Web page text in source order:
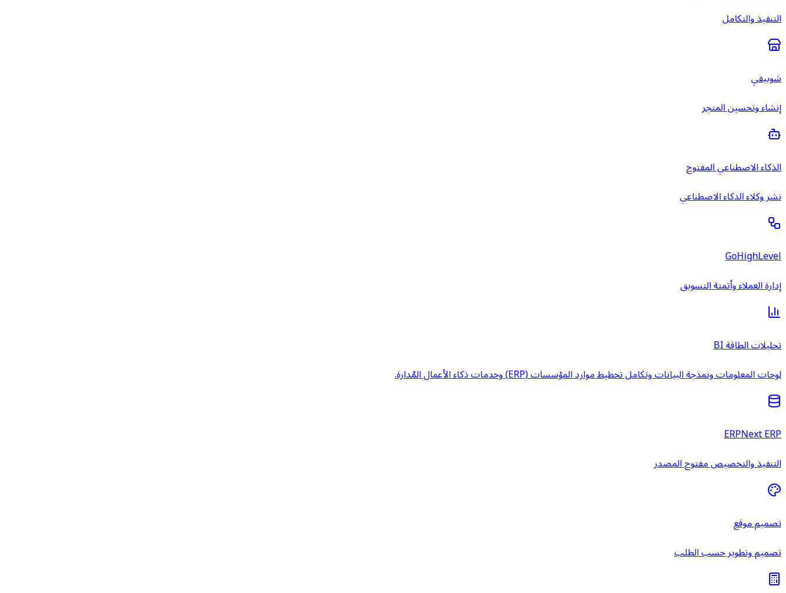
التنفيذ والتكامل
شوبيفي
إنشاء وتحسين المتجر
الذكاء الاصطناعي المفتوح
نشر وكلاء الذكاء الاصطناعي
GoHighLevel
إدارة العملاء وأتمتة التسويق
تحليلات الطاقة BI
لوحات المعلومات ونمذجة البيانات وتكامل تخطيط موارد المؤسسات (ERP) وخدمات ذكاء الأعمال المُدارة.
ERPNext ERP
التنفيذ والتخصيص مفتوح المصدر
تصميم موقع
تصميم وتطوير حسب الطلب